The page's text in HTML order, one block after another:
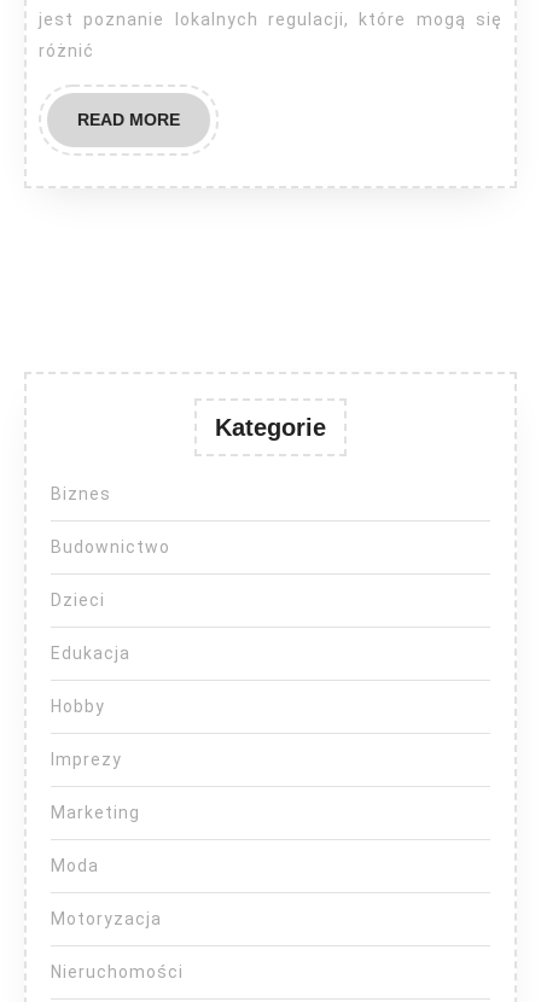
jest poznanie lokalnych regulacji, które mogą się
różnić
READ MOREREAD
MORE
Kategorie
Biznes
Budownictwo
Dzieci
Edukacja
Hobby
Imprezy
Marketing
Moda
Motoryzacja
Nieruchomości